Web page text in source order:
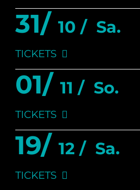
31/ 10 / Sa.
TICKETS
01/ 11 / So.
TICKETS
19/ 12 / Sa.
TICKETS